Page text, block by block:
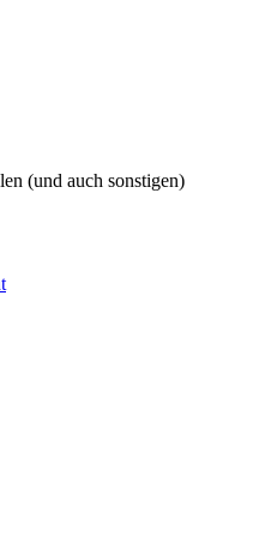
(und auch sonstigen)